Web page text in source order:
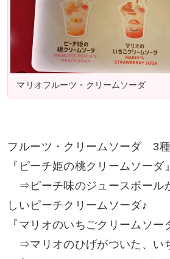
マリオフルーツ・クリームソーダ
フルーツ・クリームソーダ 3
『ピーチ姫の桃クリームソー
⇒ピーチ味のジュースボール
しいピーチクリームソーダ♪
『マリオのいちごクリームソ
⇒マリオのひげがついた、い